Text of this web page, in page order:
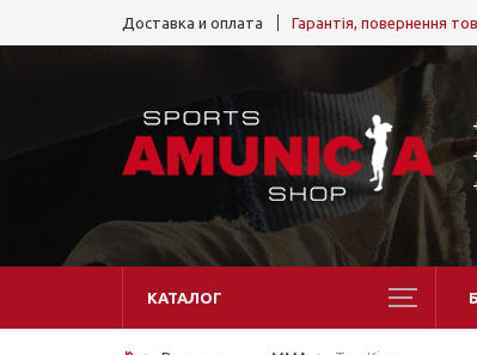
Доставка и оплата Гарантія, повернення
КАТАЛОГ